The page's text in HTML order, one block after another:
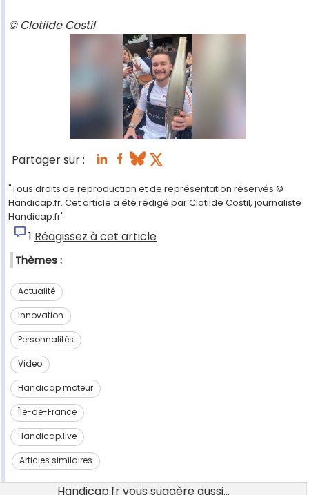
© Clotilde Costil
Partager sur :
"Tous droits de reproduction et de représentation réservés.©
Handicap.fr. Cet article a été rédigé par Clotilde Costil, journaliste
Handicap.fr"
1 Réagissez à cet article
Thèmes :
Actualité
Innovation
Personnalités
Video
Handicap moteur
Île-de-France
Handicap.live
Articles similaires
Handicap.fr vous suggère aussi...